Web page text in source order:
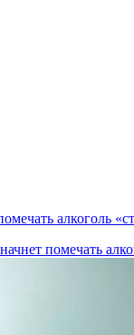
алкоголь
помечать